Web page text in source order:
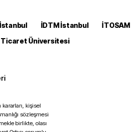
İDTM İstanbul İTOSAM
Üniversitesi
kararları, kişisel
sözleşmesi
birlikte, olası